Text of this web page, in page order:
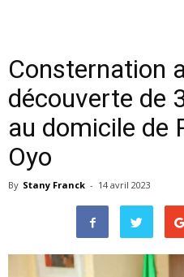
Consternation
découverte de
au domicile de
Oyo
By Stany Franck - 14 avril 2023